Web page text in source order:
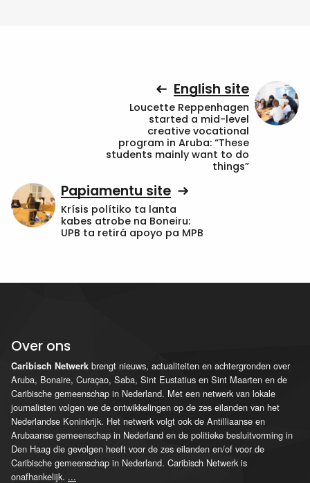
English site
Loucette Reppenhagen
started a mid-level
creative vocational
program in Aruba: “These
students mainly want to do
things”
Papiamentu site
Krísis polítiko ta lanta
kabes atrobe na Boneiru:
UPB ta retirá apoyo pa MPB
Over ons
Caribisch Netwerk brengt nieuws, actualiteiten en achtergronden over
Aruba, Bonaire, Curaçao, Saba, Sint Eustatius en Sint Maarten en de
Caribische gemeenschap in Nederland. Met een netwerk van lokale
journalisten volgen we de ontwikkelingen op de zes eilanden van het
Nederlandse Koninkrijk. Het netwerk volgt ook de Antilliaanse en
Arubaanse gemeenschap in Nederland en de politieke besluitvorming in
Den Haag die gevolgen heeft voor de zes eilanden en/of voor de
Caribische gemeenschap in Nederland. Caribisch Netwerk is
onafhankelijk. ...